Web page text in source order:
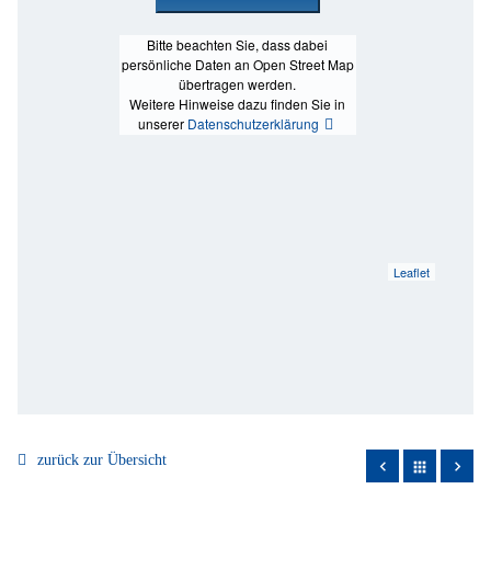
Bitte beachten Sie, dass dabei
persönliche Daten an Open Street Map
übertragen werden.
Weitere Hinweise dazu finden Sie in
unserer Datenschutzerklärung
Leaflet
zurück zur Übersicht apps